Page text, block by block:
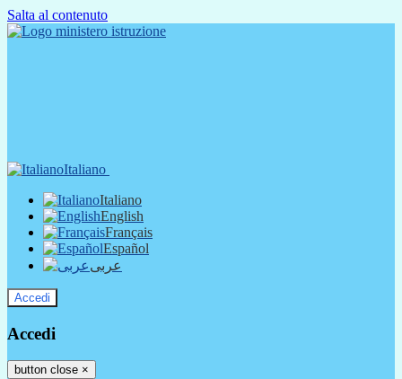
Salta al contenuto
Italiano
Italiano
English
Français
Español
عربى
Accedi
Accedi
button close ×